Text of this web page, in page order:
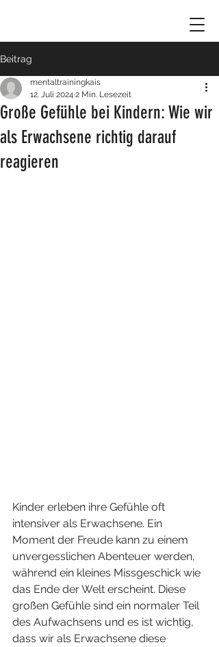
Beitrag
Große Gefühle bei Kindern: Wie wir
als Erwachsene richtig darauf
reagieren
mentaltrainingkais
12. Juli 2024 2 Min. Lesezeit
Kinder erleben ihre Gefühle oft
intensiver als Erwachsene. Ein
Moment der Freude kann zu einem
unvergesslichen Abenteuer werden,
während ein kleines Missgeschick wie
das Ende der Welt erscheint. Diese
großen Gefühle sind ein normaler Teil
des Aufwachsens und es ist wichtig,
dass wir als Erwachsene diese